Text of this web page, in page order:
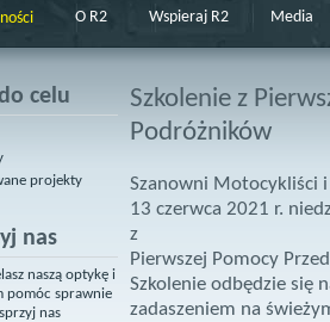
O R2 Wspieraj R2 Media
celu
projekty
nas
naszą optykę i
pomóc sprawnie
nas
Szkolenie z
Podróżników
Szanowni Motocykliści
13 czerwca 2021 r.
z
Pierwszej Pomocy
Szkolenie odbędzie się
zadaszeniem na